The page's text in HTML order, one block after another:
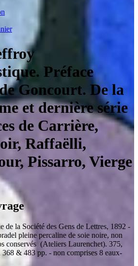
Préface
Goncourt. De la
et dernière série
de Carrière,
Raffaëlli,
Pissarro, Vierge
de la Société des Gens de Lettres, 1892 -
pleine percaline de soie noire, non
conservés (Ateliers Laurenchet). 375,
& 483 pp. - non comprises 8 eaux-